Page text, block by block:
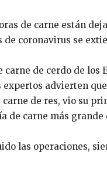
de carne están
de coronavirus se
carne de cerdo de
expertos advierten
de res, vio su
de carne más grande
las operaciones,